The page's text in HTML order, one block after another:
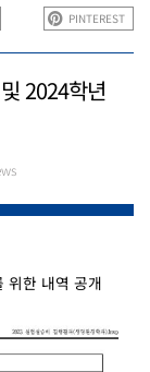
PINTEREST
2024학년
위한 내역 공개